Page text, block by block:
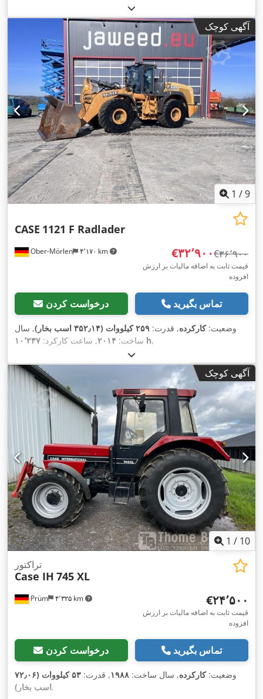
آگهی کوچک
1 /9
Ober-Mörlen ۴٬۱۷۰ km
CASE 1121 F Radlader
‎€۳۲٬۹۰۰ ‎€۳۶٬۹۰۰
قیمت ثابت به اضافه مالیات بر ارزش
افزوده
درخواست کردن تماس بگیرید
وضعیت:کارکرده, قدرت: ۲۵۹ کیلووات (۳۵۲٫۱۴ اسب بخار)
, سال
ساخت: ۲۰۱۴, ساعت کارکرد: ۱۰٬۲۳۷ h,
آگهی کوچک
1 / 10
Prüm ۴٬۳۲۵ km
تراکتور
Case IH 745 XL
‎€۲۴٬۵۰۰
قیمت ثابت به اضافه مالیات بر ارزش
افزوده
درخواست کردن تماس بگیرید
وضعیت:کارکرده, سال ساخت: ۱۹۸۸, قدرت:
۵۳ کیلووات (۷۲٫۰۶
اسب بخار),